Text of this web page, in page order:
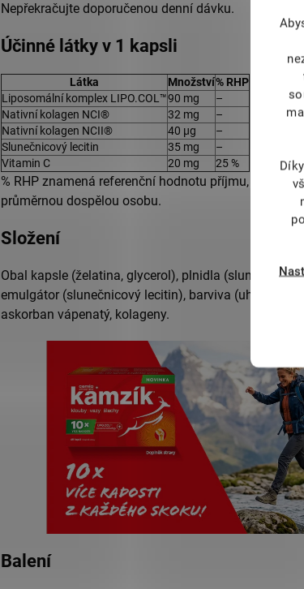
Nepřekračujte doporučenou denní dávku.
Účinné látky v 1 kapsli
Látka Množství% RHP
Liposomální komplex LIPO.COL™90 mg
–
Nativní kolagen NCI®
32 mg
–
Nativní kolagen NCII®
40 µg
–
Slunečnicový lecitin
35 mg
–
Vitamin C
20 mg 25 %
% RHP znamená referenční hodnotu příjmu, což je
průměrnou dospělou osobu.
Složení
Obal kapsle (želatina, glycerol), plnidla (slunečnicový
emulgátor (slunečnicový lecitin), barviva (uhličitan
askorban vápenatý, kolageny.
Balení